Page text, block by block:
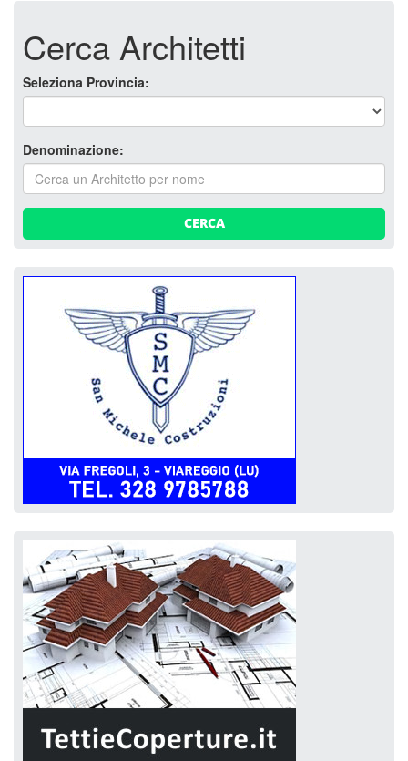
Cerca Architetti
Seleziona Provincia:
Denominazione:
CERCA